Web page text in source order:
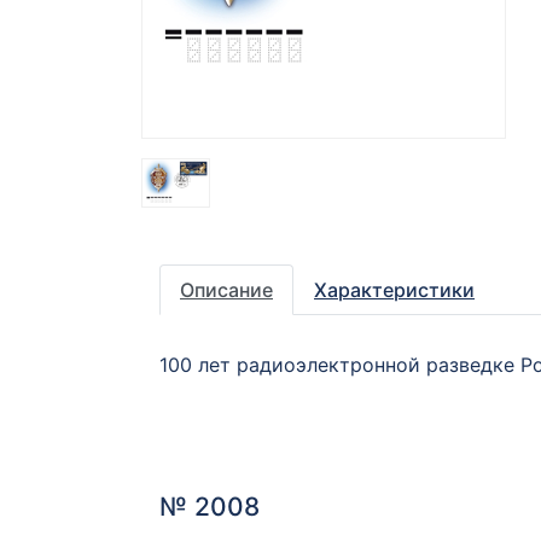
Описание Характеристики
100 лет радиоэлектронной разведке
№ 2008